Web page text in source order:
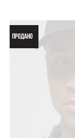
ПРОДАНО